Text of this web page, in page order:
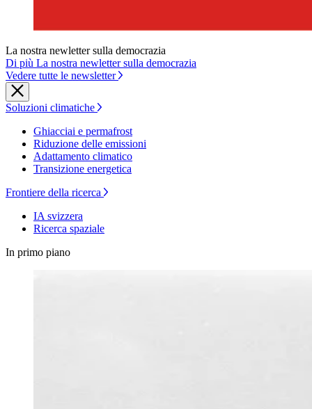
La nostra newletter sulla democrazia
Di più La nostra newletter sulla democrazia
Vedere tutte le newsletter
Soluzioni climatiche
Ghiacciai e permafrost
Riduzione delle emissioni
Adattamento climatico
Transizione energetica
Frontiere della ricerca
IA svizzera
Ricerca spaziale
In primo piano